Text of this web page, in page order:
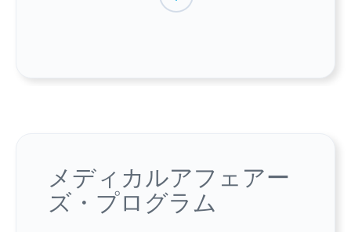
メディカルアフェアー
ズ・プログラム